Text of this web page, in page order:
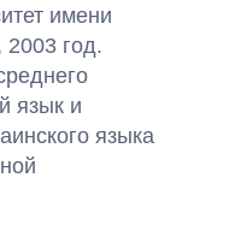
имени
год.
язык и
языка